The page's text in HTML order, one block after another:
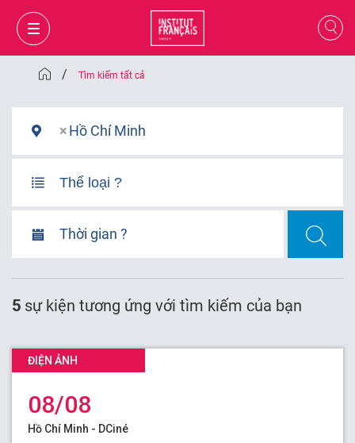
GIỎ HÀNG ĐĂNG NHẬP
/ Tìm kiếm tất cả
×Hồ Chí Minh
Thời gian ?
5 sự kiện tương ứng với tìm kiếm của bạn
ĐIỆN ẢNH
08/08
Hồ Chí Minh - DCiné